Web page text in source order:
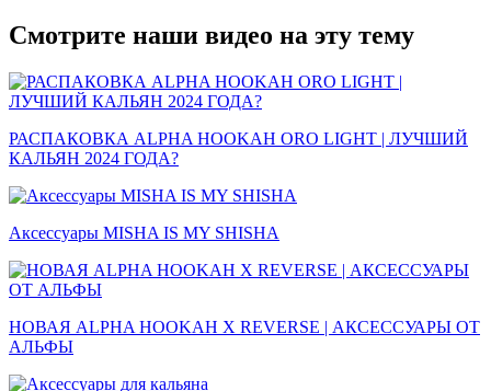
Смотрите наши видео на эту тему
РАСПАКОВКА ALPHA HOOKAH ORO LIGHT | ЛУЧШИЙ
КАЛЬЯН 2024 ГОДА?
Аксессуары MISHA IS MY SHISHA
НОВАЯ ALPHA HOOKAH X REVERSE | АКСЕССУАРЫ ОТ
АЛЬФЫ